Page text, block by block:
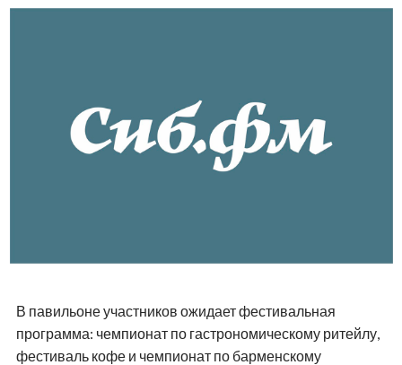
В павильоне участников ожидает фестивальная
программа: чемпионат по гастрономическому ритейлу,
фестиваль кофе и чемпионат по барменскому